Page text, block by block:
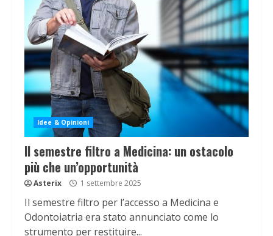
Idee & Opinioni
Il semestre filtro a Medicina: un ostacolo
più che un’opportunità
Asterix 1 settembre 2025
Il semestre filtro per l’accesso a Medicina e
Odontoiatria era stato annunciato come lo
strumento per restituire...